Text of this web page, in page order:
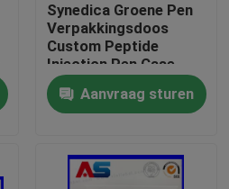
Synedica Groene Pen
Verpakkingsdoos
Custom Peptide
Injection Pen Case
voor Reta 40mg
Peptide Injection Pen,
Synedica Injection Pen
Aanvraag sturen